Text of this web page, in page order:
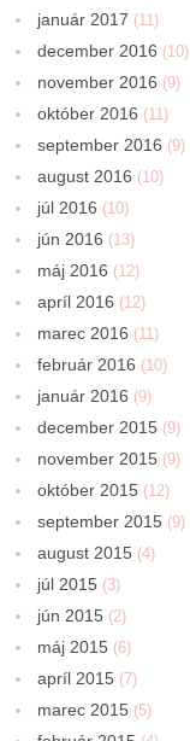
január 2017 (11)
december 2016 (10)
november 2016 (9)
október 2016 (11)
september 2016 (9)
august 2016 (10)
júl 2016 (10)
jún 2016 (13)
máj 2016 (12)
apríl 2016 (12)
marec 2016 (11)
február 2016 (10)
január 2016 (9)
december 2015 (9)
november 2015 (9)
október 2015 (12)
september 2015 (9)
august 2015 (4)
júl 2015 (3)
jún 2015 (2)
máj 2015 (6)
apríl 2015 (7)
marec 2015 (5)